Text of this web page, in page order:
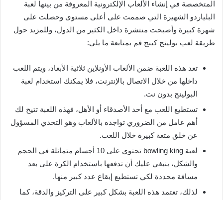
المتخصصة في إنشاء الألعاب الإلكترونية المعروفة من بينها لعبة
البلياردو الشهيرة التي صممت على أعلى مستوى وحصلت على
شهرة كبيرة وأصبحت منتشرة داخل الكثير من الدول، وللمزيد حول
طريقة لعب بولينج كينج قم بمتابعة ما يلي:
تعد هذه اللعبة ضمن الألعاب الأونلاين ثلاثية الأبعاد، ويتم اللعب
داخلها من خلال الاتصال بالإنترنت، فلا يمكنك استخدام لعبة
البولينج بدون نت.
تستطيع اللعب مع أحد الأصدقاء أو الأهل، فهذه اللعبة تتيح لك
أهم عامل من الضروري تواجده بالألعاب وهو التحدي المسؤول
عن خلق متعة كبيرة خلال اللعب.
لعبة bowling king تحتوي على 10 أجسام متماثلة في الحجم
والشكل، ينبغي عليك أن تدفعها باستخدام الكرة على بعد
مسافة محددة لكي تستطيع إيقاع عدد كبير منها.
لذلك، تعتمد هذه اللعبة بشكل كبير على التركيز والدقة، كما